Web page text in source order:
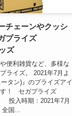
チェーンやクッシ
プライズ
ズ
便利雑貨など、多様な
ライズ。 2021年7月よ
タン)』のプライズアイ
す！ セガプライズ
投入時期：2021年7月
全国...